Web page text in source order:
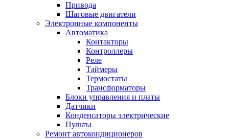
Привода
Шаговые двигатели
Электронные компоненты
Автоматика
Контакторы
Контроллеры
Реле
Таймеры
Термостаты
Трансформаторы
Блоки управления и платы
Датчики
Конденсаторы электрические
Пульты
Ремонт автокондиционеров